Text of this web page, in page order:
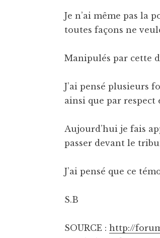
Je n’ai même pas la
toutes façons ne
Manipulés par cette
J’ai pensé plusieurs
ainsi que par respect
Aujourd’hui je fais
passer devant le
J’ai pensé que ce
S.B
SOURCE : http://